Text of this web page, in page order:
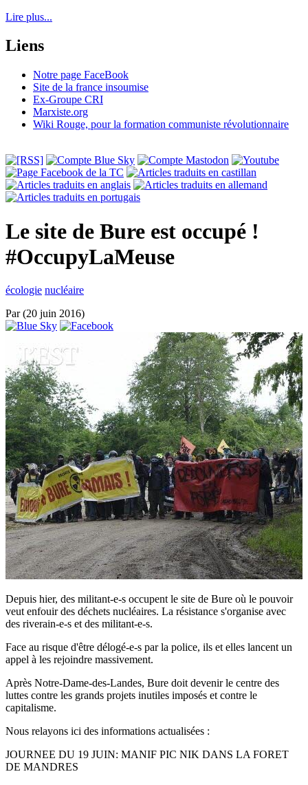
Lire plus...
Liens
Notre page FaceBook
Site de la france insoumise
Ex-Groupe CRI
Marxiste.org
Wiki Rouge, pour la formation communiste révolutionnaire
Le site de Bure est occupé !
#OccupyLaMeuse
écologie nucléaire
Par(20 juin 2016)
Depuis hier, des militant-e-s occupent le site de Bure où le pouvoir
veut enfouir des déchets nucléaires. La résistance s'organise avec
des riverain-e-s et des militant-e-s.
Face au risque d'être délogé-e-s par la police, ils et elles lancent un
appel à les rejoindre massivement.
Après Notre-Dame-des-Landes, Bure doit devenir le centre des
luttes contre les grands projets inutiles imposés et contre le
capitalisme.
Nous relayons ici des informations actualisées :
JOURNEE DU 19 JUIN: MANIF PIC NIK DANS LA FORET
DE MANDRES